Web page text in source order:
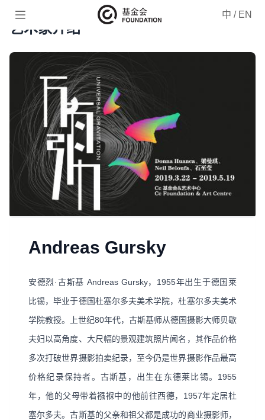
 中 / EN
艺术家介绍
Andreas Gursky
安德烈·古斯基 Andreas Gursky，1955年出生于德国莱
比锡，毕业于德国杜塞尔多夫美术学院，杜塞尔多夫美术
学院教授。上世纪80年代，古斯基师从德国摄影大师贝歇
夫妇以高角度、大尺幅的景观建筑照片闻名，其作品价格
多次打破世界摄影拍卖纪录，至今仍是世界摄影作品最高
价格纪录保持者。古斯基，出生在东德莱比锡。1955
年，他的父母带着襁褓中的他前往西德，1957年定居杜
塞尔多夫。古斯基的父亲和祖父都是成功的商业摄影师，